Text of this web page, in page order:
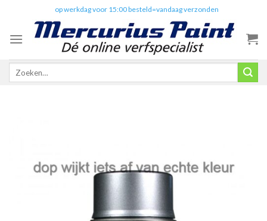
content
op werkdag voor 15:00 besteld=vandaag verzonden
Zoeken